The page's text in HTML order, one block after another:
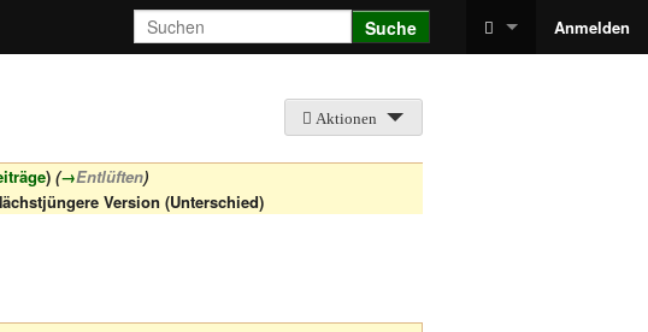
Suche Anmelden
Aktionen
) (→Entlüften)
Version (Unterschied)